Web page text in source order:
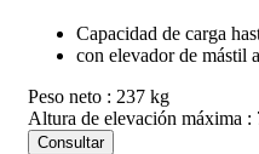
Capacidad de carga
con elevador de mástil
Peso neto : 237 kg
Altura de elevación máxima :
Consultar